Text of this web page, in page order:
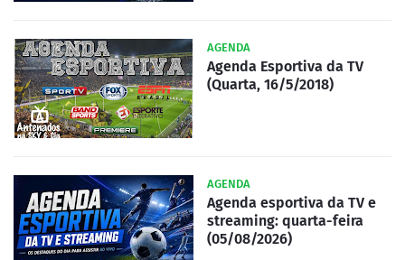
AGENDA
Agenda Esportiva da TV
(Quarta, 16/5/2018)
AGENDA
Agenda esportiva da TV e
streaming: quarta-feira
(05/08/2026)